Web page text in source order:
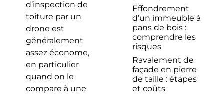
d’inspection de
toiture par un
drone est
généralement
assez économe,
en particulier
quand on le
compare à une
Effondrement
d’un immeuble à
pans de bois :
comprendre les
risques
Ravalement de
façade en pierre
de taille : étapes
et coûts